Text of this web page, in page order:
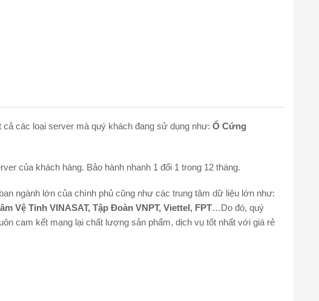
các loại server mà quý khách đang sử dụng như: Ổ Cứng
của khách hàng. Bảo hành nhanh 1 đổi 1 trong 12 tháng.
ngành lớn của chính phủ cũng như các trung tâm dữ liệu lớn như:
Vệ Tinh VINASAT, Tập Đoàn VNPT, Viettel, FPT…Do đó, quý
cam kết mạng lại chất lượng sản phẩm, dịch vụ tốt nhất với giá rẻ